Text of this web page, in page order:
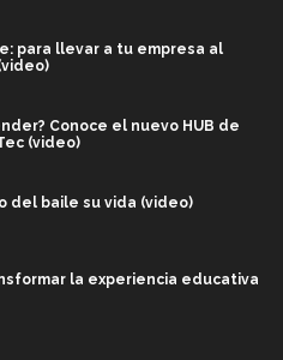
para llevar a tu empresa al
Conoce el nuevo HUB de
(video)
del baile su vida (video)
la experiencia educativa